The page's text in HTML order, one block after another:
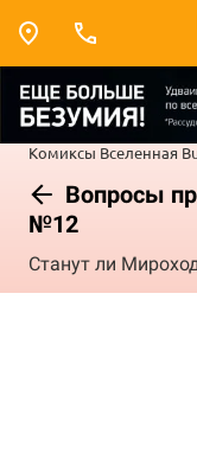
Комиксы Вселенная
Вопросы
№12
Станут ли